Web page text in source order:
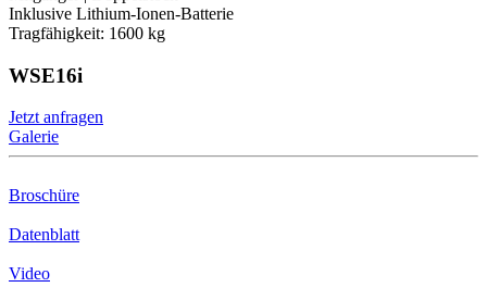
Inklusive Lithium-Ionen-Batterie
Tragfähigkeit: 1600 kg
WSE16i
Jetzt anfragen
Galerie
Broschüre
Datenblatt
Video